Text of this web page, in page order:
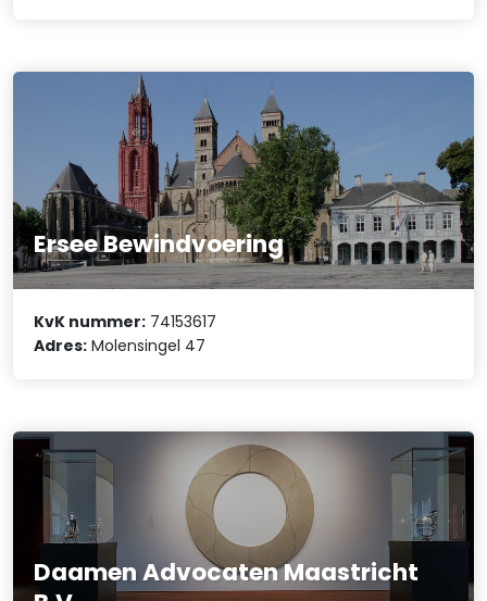
Ersee Bewindvoering
KvK nummer: 74153617
Adres: Molensingel 47
Daamen Advocaten Maastricht